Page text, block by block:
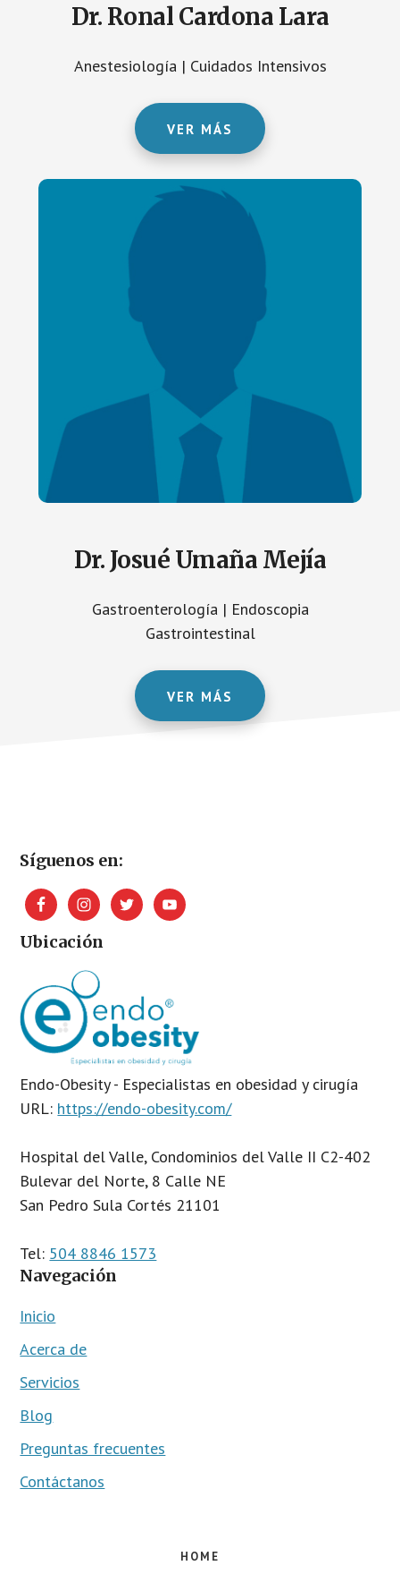
Dr. Ronal Cardona Lara
Anestesiología | Cuidados Intensivos
VER MÁS
Dr. Josué Umaña Mejía
Gastroenterología | Endoscopia
Gastrointestinal
VER MÁS
Footer
Síguenos en:
Ubicación
Endo-Obesity - Especialistas en obesidad y cirugía
URL: https://endo-obesity.com/
Hospital del Valle, Condominios del Valle II C2-402
Bulevar del Norte, 8 Calle NE
San Pedro Sula Cortés 21101
Tel: 504 8846 1573
Navegación
Inicio
Acerca de
Servicios
Blog
Preguntas frecuentes
Contáctanos
HOME